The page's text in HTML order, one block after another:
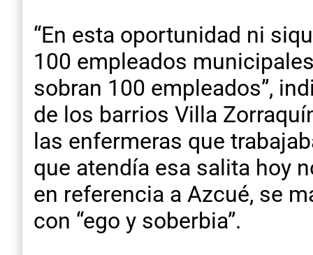
“En esta oportunidad ni
100 empleados
sobran 100 empleados”,
de los barrios Villa
las enfermeras que
que atendía esa salita hoy
en referencia a Azcué, se
con “ego y soberbia”.